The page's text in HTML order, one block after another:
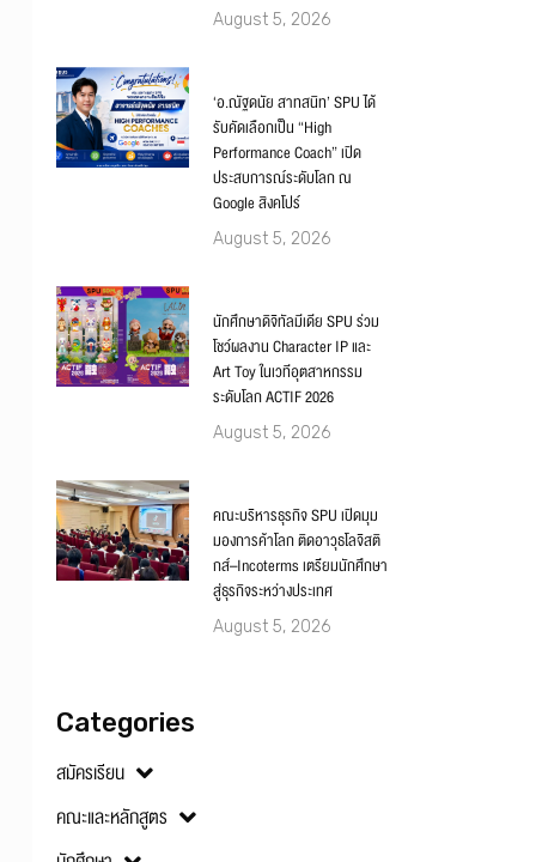
August 5, 2026
‘อ.ณัฐดนัย สาทสนิท’ SPU ได้
รับคัดเลือกเป็น “High
Performance Coach” เปิด
ประสบการณ์ระดับโลก ณ
Google สิงคโปร์
August 5, 2026
นักศึกษาดิจิทัลมีเดีย SPU ร่วม
โชว์ผลงาน Character IP และ
Art Toy ในเวทีอุตสาหกรรม
ระดับโลก ACTIF 2026
August 5, 2026
คณะบริหารธุรกิจ SPU เปิดมุม
มองการค้าโลก ติดอาวุธโลจิสติ
กส์–Incoterms เตรียมนักศึกษา
สู่ธุรกิจระหว่างประเทศ
August 5, 2026
Categories
สมัครเรียน
คณะและหลักสูตร